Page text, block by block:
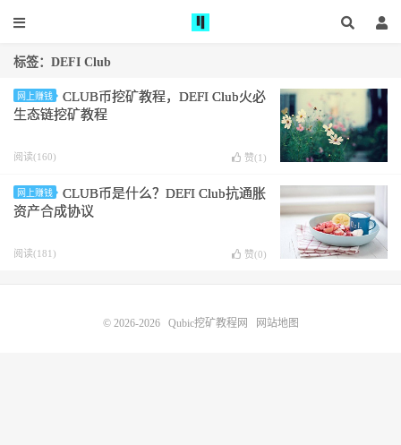
标签：DEFI Club
网上赚钱
CLUB币挖矿教程，DEFI Club火必
生态链挖矿教程
阅读(160) 赞(1 )
网上赚钱
CLUB币是什么？DEFI Club抗通胀
资产合成协议
阅读(181) 赞(0)
© 2026-2026 Qubic挖矿教程网 网站地图